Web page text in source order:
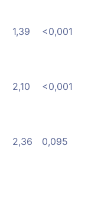
1,39 <0,001
2,10 <0,001
2,36 0,095